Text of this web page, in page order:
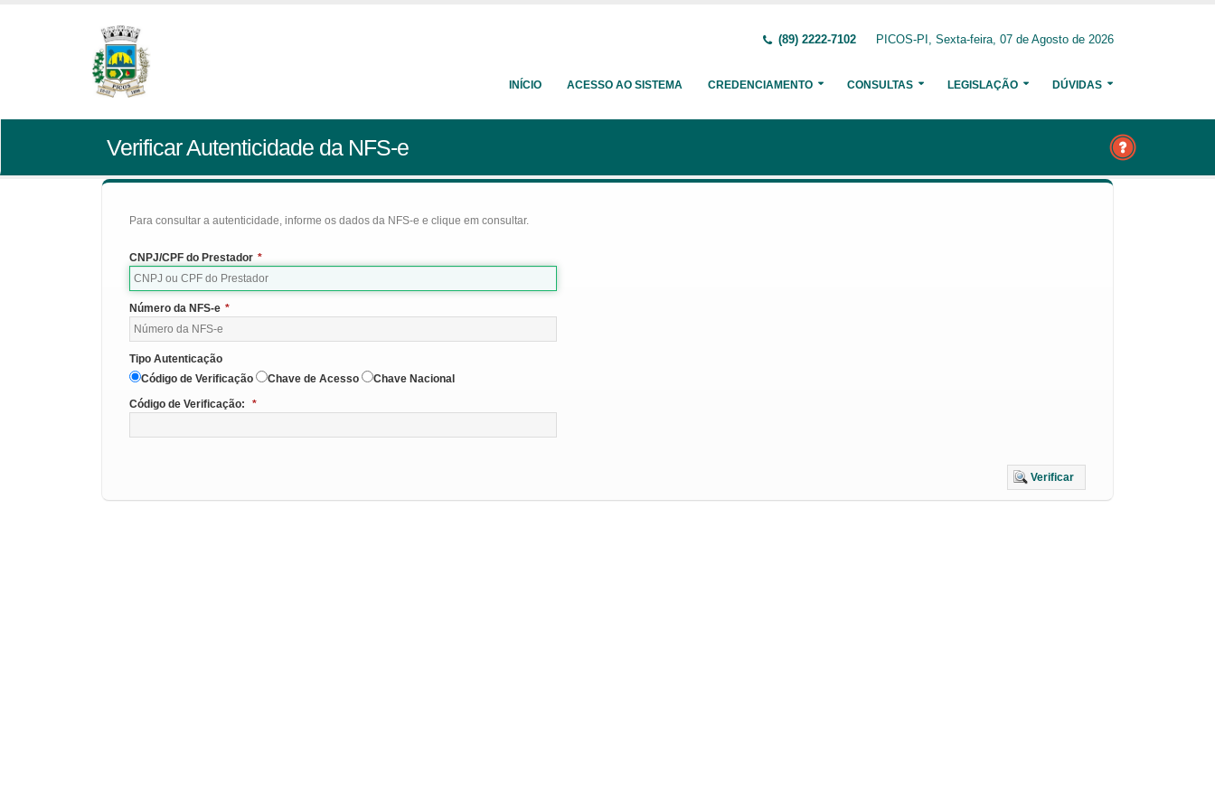
(89) 2222-7102 PICOS-PI, Sexta-feira, 07 de Agosto de 2026
INÍCIO ACESSO AO SISTEMA CREDENCIAMENTO CONSULTAS LEGISLAÇÃO DÚVIDAS
Verificar Autenticidade da NFS-e
Para consultar a autenticidade, informe os dados da NFS-e e clique em consultar.
CNPJ/CPF do Prestador *
Número da NFS-e *
Tipo Autenticação
Código de Verificação
Chave de Acesso
Chave Nacional
Código de Verificação:
*
Verificar